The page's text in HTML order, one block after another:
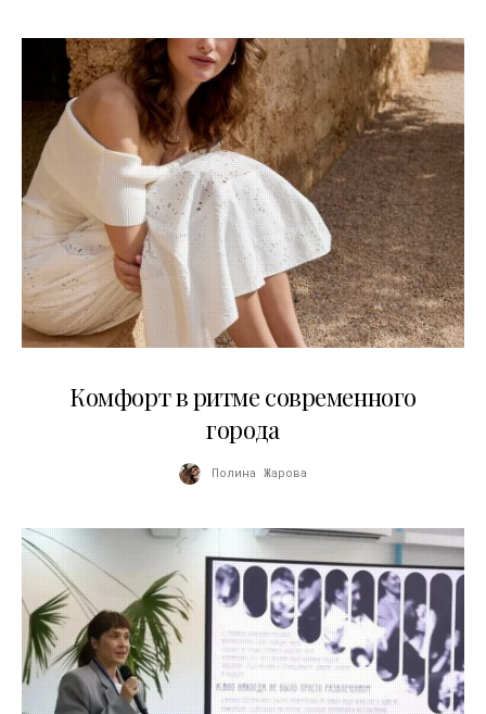
Комфорт в ритме современного
города
Полина Жарова